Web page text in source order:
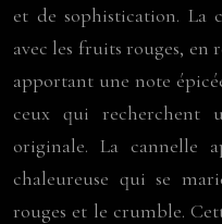
et de sophistication. La
avec les fruits rouges, en
apportant une note
ceux qui recherchent
originale. La cannelle
chaleureuse qui se
rouges et le crumble.